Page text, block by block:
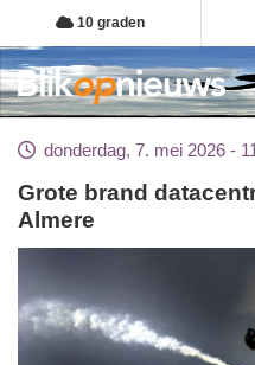
Overslaan
en
naar
de
gaan
10 graden
donderdag, 7. mei 2026 -
Grote brand datacentrum Rondebeltweg
Almere